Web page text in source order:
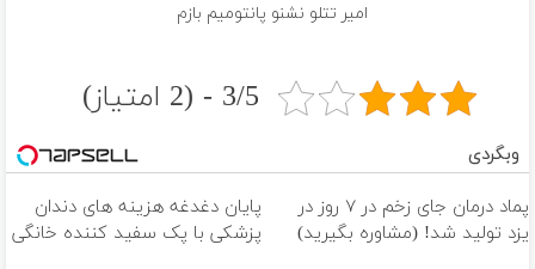
امیر تتلو نشنو پانتومیم بازم
3/5 - (2 امتیاز)
وبگردی
پماد درمان جای زخم در ۷ روز در
یزد تولید شد! (مشاوره بگیرید)
پایان دغدغه هزینه های دندان
پزشکی با پک سفید کننده خانگی